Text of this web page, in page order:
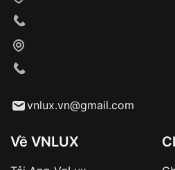
vnlux.vn@gmail.com
Về VNLUX